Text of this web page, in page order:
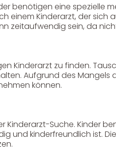
benötigen eine spezielle
einem Kinderarzt, der
zeitaufwendig sein, da
Kinderarzt zu finden.
Aufgrund des
können.
Kinderarzt-Suche. Kinder
und kinderfreundlich ist.
Sie erreichbar.
Sie können Ihren
in Haan direkt abholen.